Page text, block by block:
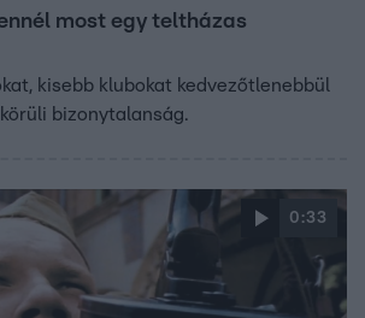
most egy teltházas
kisebb klubokat kedvezőtlenebbül
bizonytalanság.
0:33